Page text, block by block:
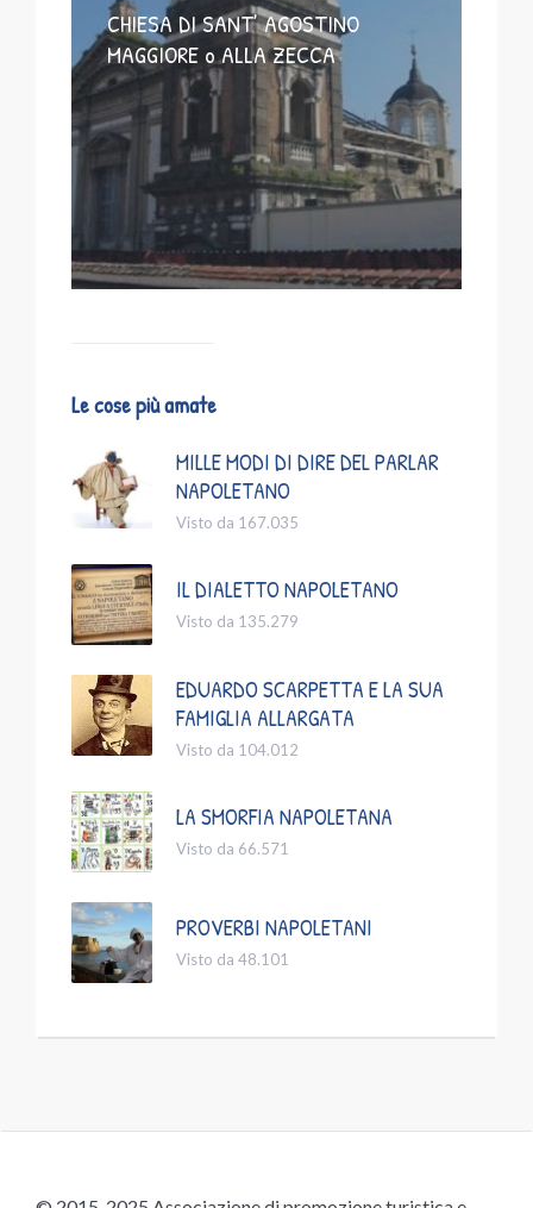
CHIESA DI SANT’ AGOSTINO
MAGGIORE o ALLA ZECCA
Le cose più amate
MILLE MODI DI DIRE DEL PARLAR
NAPOLETANO
Visto da 167.035
IL DIALETTO NAPOLETANO
Visto da 135.279
EDUARDO SCARPETTA E LA SUA
FAMIGLIA ALLARGATA
Visto da 104.012
LA SMORFIA NAPOLETANA
Visto da 66.571
PROVERBI NAPOLETANI
Visto da 48.101